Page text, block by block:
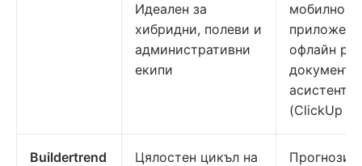
Идеален за
хибридни, полеви и
административни
екипи
мобилно
офлайн
асистент
(ClickUp
Buildertrend
Цялостен цикъл на
Прогнози,